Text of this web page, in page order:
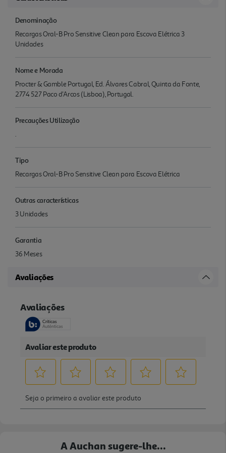
Denominação
Recargas Oral-B Pro Sensitive Clean para Escova Elétrica 3
Unidades
Nome e Morada
Procter & Gamble Portugal, Ed. Álvares Cabral, Quinta da Fonte,
2774 527 Paco d'Arcos (Lisboa), Portugal.
Precauções Utilização
.
Tipo
Recargas Oral-B Pro Sensitive Clean para Escova Elétrica
Outras características
3 Unidades
Garantia
36 Meses
Avaliações
A Auchan sugere-lhe...